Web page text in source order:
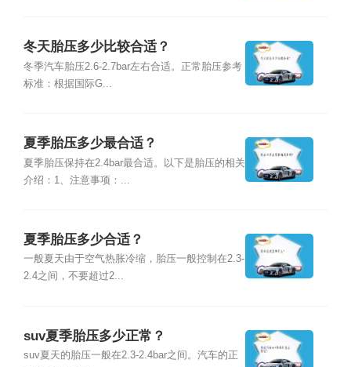
冬天胎压多少比较合适？
冬季汽车胎压2.6-2.7bar左右合适。正常胎压参考
标准：根据国际G...
夏季胎压多少最合适？
夏季胎压保持在2.4bar最合适。以下是胎压的相关
介绍：1、注意事项：...
夏季胎压多少合适？
一般夏天由于空气热胀冷缩，胎压一般控制在2.3-
2.4之间，不要超过2...
suv夏季胎压多少正常？
suv夏天的胎压一般在2.3-2.4bar之间。汽车的正